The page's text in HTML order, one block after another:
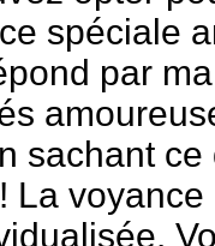
spéciale
par
sachant
La